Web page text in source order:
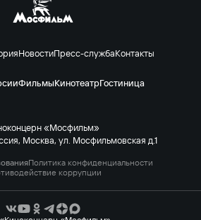
НовостиПресс-службаКонтакты
ФильмыКинотеатрГостиница
«Мосфильм»
Москва, ул. Мосфильмовская д.1
Политика конфиденциальности
коррупции